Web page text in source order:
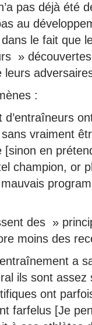
pas déjà été
au
le fait que
»
leurs
:
d’entraîneurs
vraiment
en
champion, or
des »
moins des
a
ils sont assez
ont
farfelus [Je